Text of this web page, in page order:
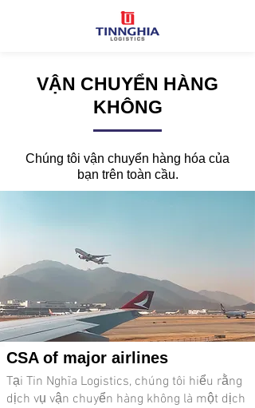
VẬN CHUYỂN HÀNG
KHÔNG
Chúng tôi vận chuyển hàng hóa của
bạn trên toàn cầu.
CSA of major airlines
Tại Tin Nghĩa Logistics, chúng tôi hiểu rằng
dịch vụ vận chuyển hàng không là một dịch